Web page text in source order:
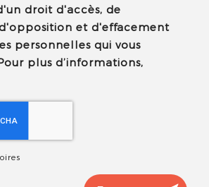
droit d'accès, de
et d'effacement
personnelles qui vous
plus d’informations,